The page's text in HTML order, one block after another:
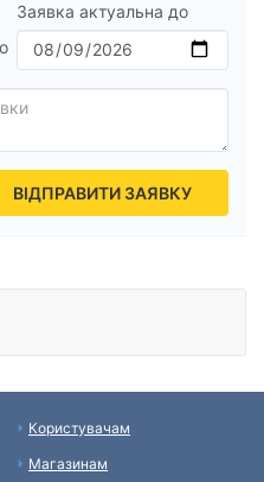
Заявка актуальна до
ВІДПРАВИТИ ЗАЯВКУ
Підібрати
Користувачам
Магазинам